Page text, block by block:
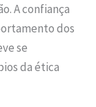
A confiança
dos
se
da ética